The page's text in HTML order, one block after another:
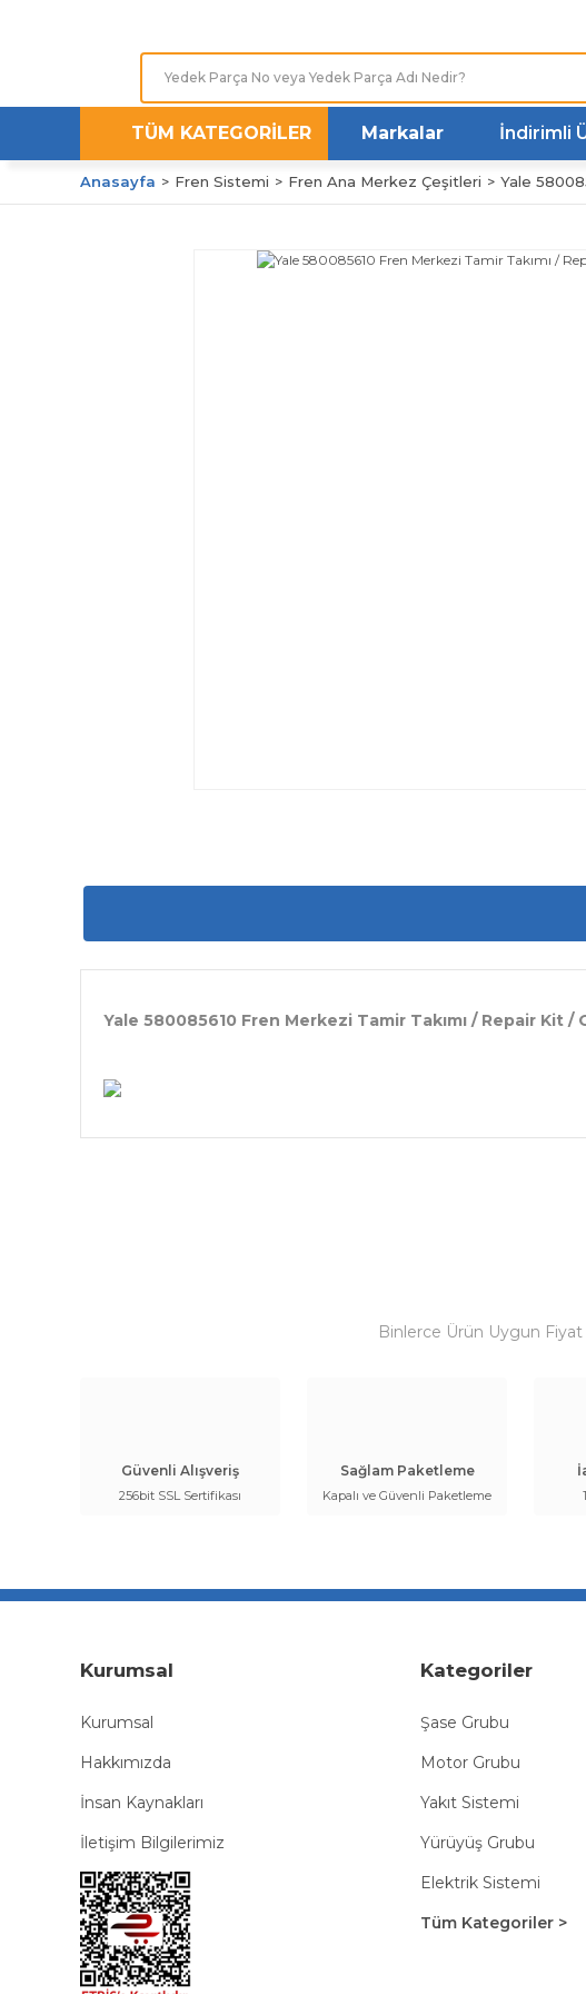
TÜM KATEGORİLER Markalar İndirimli
Anasayfa Fren Sistemi Fren Ana Merkez Çeşitleri Yale
Yale 580085610 Fren Merkezi Tamir Takımı / Repair Kit /
Binlerce Ürün Uygun Fiyat
Güvenli Alışveriş
256bit SSL Sertifikası
Sağlam Paketleme
Kapalı ve Güvenli Paketleme
Kurumsal
Kurumsal
Hakkımızda
İnsan Kaynakları
İletişim Bilgilerimiz
Kategoriler
Şase Grubu
Motor Grubu
Yakıt Sistemi
Yürüyüş Grubu
Elektrik Sistemi
Tüm Kategoriler >